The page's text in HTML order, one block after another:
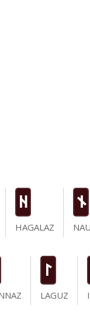
H
HAGALAZ
n
L
LAGUZ